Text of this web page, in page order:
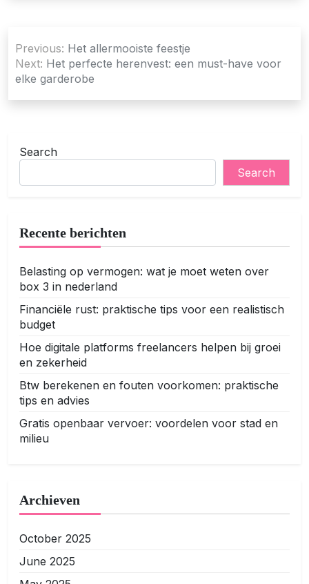
navigation
Previous: Het allermooiste feestje
Next: Het perfecte herenvest: een must-have voor
elke garderobe
Search
Search
Recente berichten
Belasting op vermogen: wat je moet weten over
box 3 in nederland
Financiële rust: praktische tips voor een realistisch
budget
Hoe digitale platforms freelancers helpen bij groei
en zekerheid
Btw berekenen en fouten voorkomen: praktische
tips en advies
Gratis openbaar vervoer: voordelen voor stad en
milieu
Archieven
October 2025
June 2025